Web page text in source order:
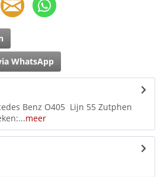
WhatsApp
Benz O405 Lijn 55 Zutphen
meer